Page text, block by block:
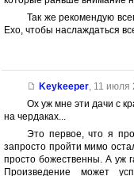
Так же рекомендую
Ехо, чтобы наслаждаться
Keykeeper, 11 июля
Ох уж мне эти дачи с
на чердаках...
Это первое, что я
запросто пройти мимо
просто божественны. А уж
Произведение может